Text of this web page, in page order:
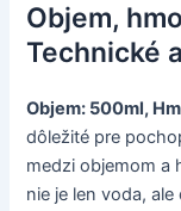
Objem,
Technické
Objem: 500ml,
dôležité pre
medzi objemom a
nie je len voda,